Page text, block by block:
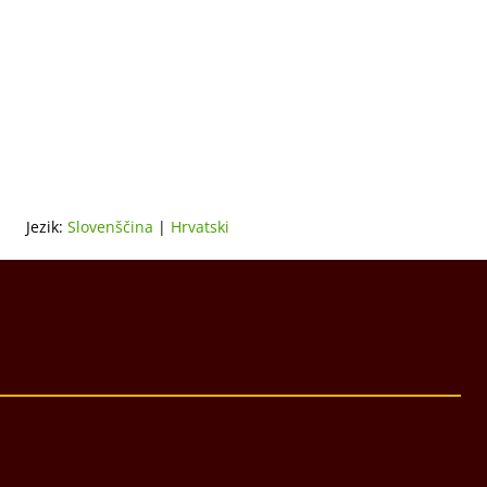
Jezik: Slovenščina | Hrvatski